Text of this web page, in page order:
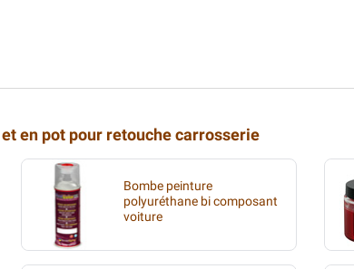
en pot pour retouche carrosserie
Bombe peinture
polyuréthane bi composant
voiture